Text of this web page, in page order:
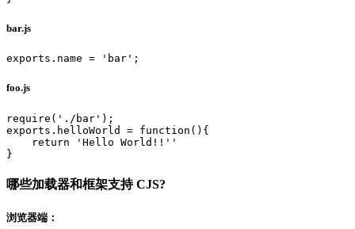
bar.js
foo.js
require('./bar');
exports.helloWorld = function(){
    return 'Hello World!!''
哪些加载器和框架支持 CJS?
浏览器端：